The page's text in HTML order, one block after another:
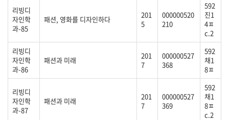
리빙디
자인학
과-85
패션, 영화를 디자인하다
201
5
000000520
210
592
진1
4ㅍ
c.2
리빙디
자인학
과-86
패션과 미래
201
7
000000527
368
592
채1
8ㅍ
리빙디
자인학
과-87
패션과 미래
201
7
000000527
369
592
채1
8ㅍ
c.2